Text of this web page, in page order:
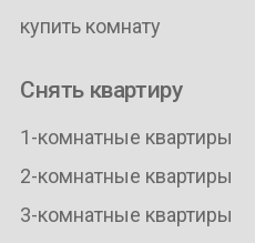
купить комнату
Снять квартиру
1-комнатные квартиры
2-комнатные квартиры
3-комнатные квартиры